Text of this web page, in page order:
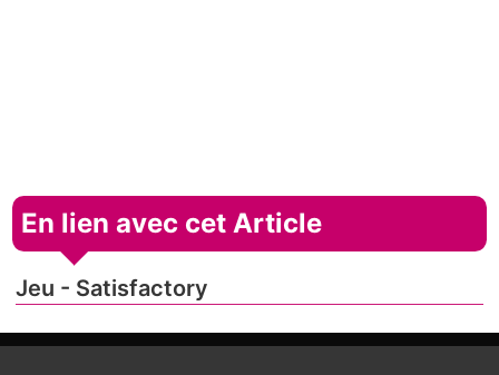
En lien avec cet Article
Jeu - Satisfactory